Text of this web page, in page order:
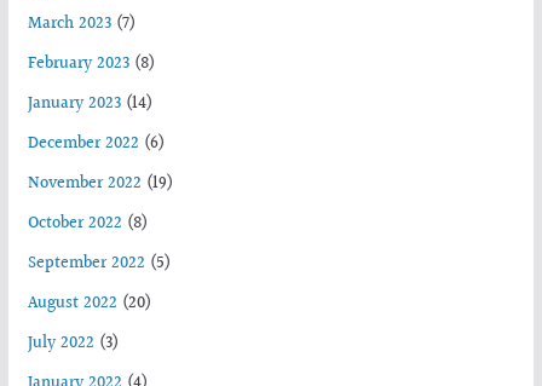
March 2023(7)
February 2023(8)
January 2023(14)
December 2022 (6)
November 2022 (19)
October 2022 (8)
September 2022 (5)
August 2022 (20)
July 2022 (3)